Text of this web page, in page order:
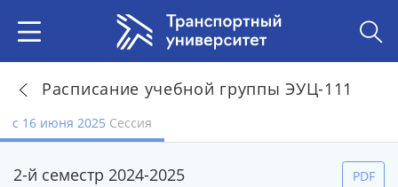
Расписание учебной группы ЭУЦ-111
с 16 июня 2025 Сессия
2-й семестр 2024-2025 PDF